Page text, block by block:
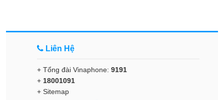
Liên Hệ
+ Tổng đài Vinaphone: 9191
+ 18001091
+ Sitemap